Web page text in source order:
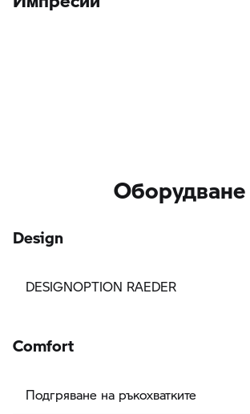
Оборудване
Design
DESIGNOPTION RAEDER
Comfort
Подгряване на ръкохватките